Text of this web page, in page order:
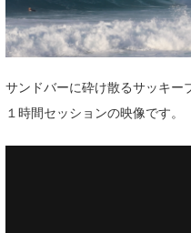
今月のプレゼント
サンドバーに砕け散るサッキー
１時間セッションの映像です。
湘南
お知らせ
ルール＆How to